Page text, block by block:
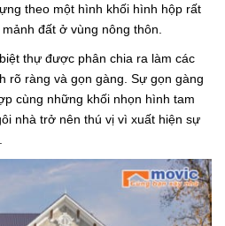
theo một hình khối hình hộp rất
đất ở vùng nông thôn.
thự được phân chia ra làm các
rõ ràng và gọn gàng. Sự gọn gàng
cùng những khối nhọn hình tam
nhà trở nên thú vị vì xuất hiện sự